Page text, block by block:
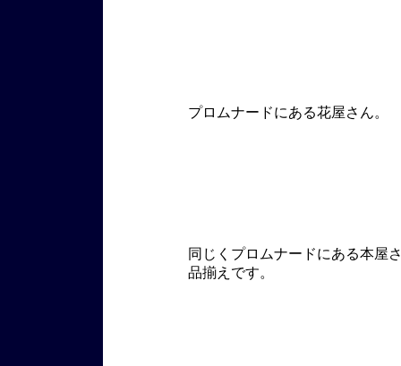
プロムナードにある花屋さん。
同じくプロムナードにある本屋
品揃えです。